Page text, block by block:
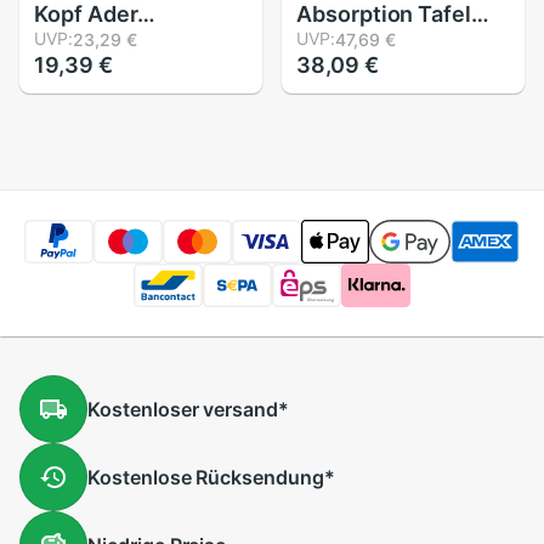
Kopf Ader
Unidirektionale
Dynamische
verdrahtet Mikrofon
UVP:23,29 €
19,39 €
Absorption Tafel
12Zoll x 12Zoll x 0,4
zoll Klang
nachweisen
UVP:47,69 €
38,09 €
Kostenloserversand*
KostenloseRücksendung*